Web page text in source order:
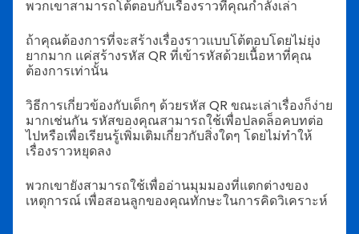
พวกเขาสามารถโต้ตอบกับเรื่องราวที่คุณกำลังเล่า
ถ้าคุณต้องการที่จะสร้างเรื่องราวแบบโต้ตอบโดยไม่ยุ่ง
ยากมาก แค่สร้างรหัส QR ที่เข้ารหัสด้วยเนื้อหาที่คุณ
ต้องการเท่านั้น
วิธีการเกี่ยวข้องกับเด็กๆ ด้วยรหัส QR ขณะเล่าเรื่องก็ง่าย
มากเช่นกัน รหัสของคุณสามารถใช้เพื่อปลดล็อคบทต่อ
ไปหรือเพื่อเรียนรู้เพิ่มเติมเกี่ยวกับสิ่งใดๆ โดยไม่ทำให้
เรื่องราวหยุดลง
พวกเขายังสามารถใช้เพื่ออ่านมุมมองที่แตกต่างของ
เหตุการณ์ เพื่อสอนลูกของคุณทักษะในการคิดวิเคราะห์